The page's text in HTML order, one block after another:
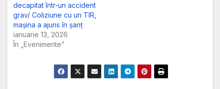
decapitat într-un accident
grav/ Coliziune cu un TIR,
mașina a ajuns în șanț
ianuarie 13, 2026
În „Evenimente”